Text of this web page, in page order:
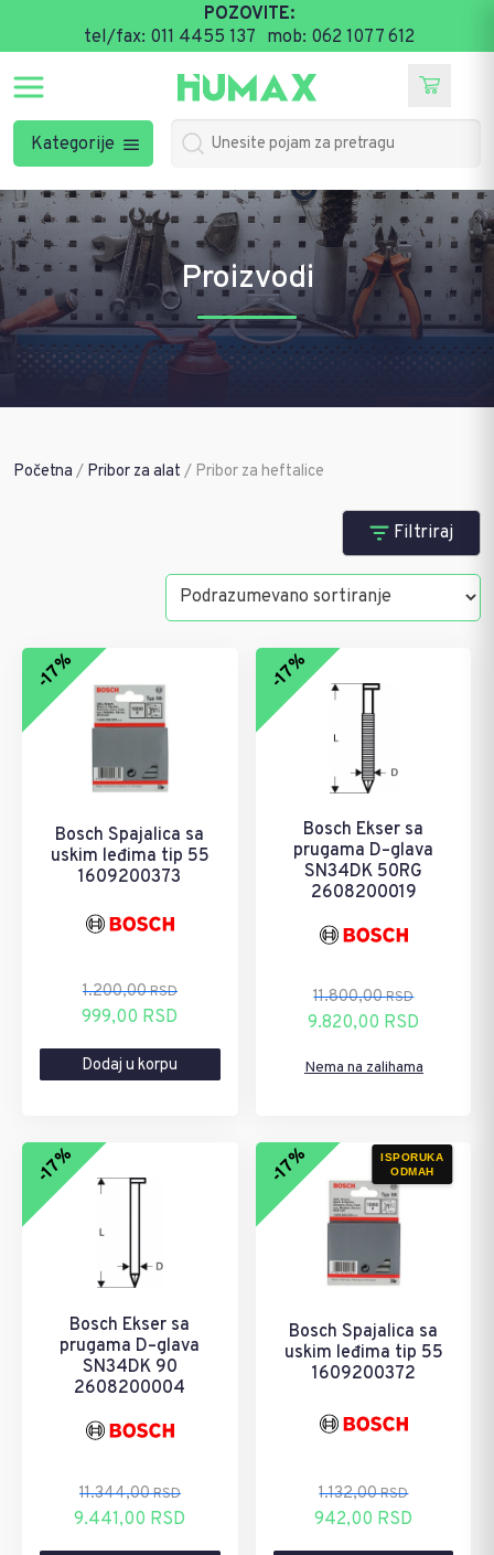
POZOVITE:
tel/fax: 011 4455 137 mob: 062 1077 612
Kategorije
Proizvodi
Početna / Pribor za alat / Pribor za heftalice
- Pribor za heftalice
Brendovi
Sortiraj po ceni
374 RSD
Filtriraj
-17%
Bosch Spajalica sa
uskim leđima tip 55
1609200373
1.200,00RSD
Originalna
je
999,00 RSD
Trenutna
je:
Dodaj u korpu
-17%
Bosch Ekser sa
prugama D–glava
SN34DK 50RG
2608200019
11.800,00RSD
Originalna
je
9.820,00 RSD
Trenutna
je:
Nema na zalihama
-17%
Bosch Ekser sa
prugama D–glava
SN34DK 90
2608200004
11.344,00RSD
Originalna
9.441,00 RSD
Trenutna
-17%
ISPORUKA
ODMAH
Bosch Spajalica sa
uskim leđima tip 55
1609200372
1.132,00RSD
Originalna
942,00 RSD
Trenutna